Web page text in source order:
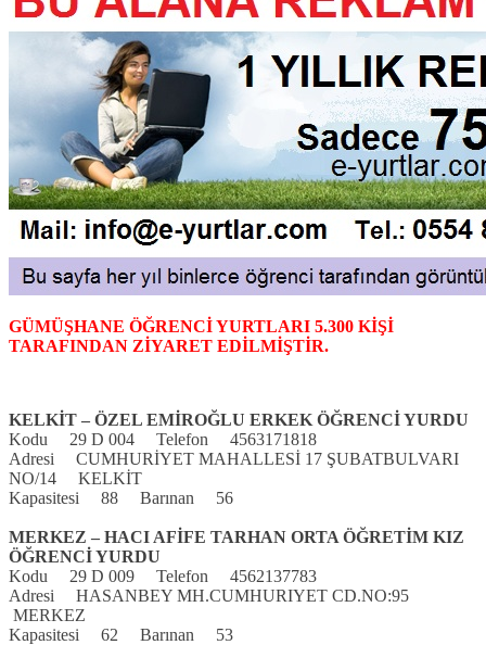
GÜMÜŞHANE ÖĞRENCİ YURTLARI 5.300 KİŞİ
TARAFINDAN ZİYARET EDİLMİŞTİR.
KELKİT – ÖZEL EMİROĞLU ERKEK ÖĞRENCİ YURDU
Kodu 29 D 004 Telefon 4563171818
Adresi CUMHURİYET MAHALLESİ 17 ŞUBATBULVARI
NO/14 KELKİT
Kapasitesi 88 Barınan 56
MERKEZ – HACI AFİFE TARHAN ORTA ÖĞRETİM KIZ
ÖĞRENCİ YURDU
Kodu 29 D 009 Telefon 4562137783
Adresi HASANBEY MH.CUMHURIYET CD.NO:95
MERKEZ
Kapasitesi 62 Barınan 53